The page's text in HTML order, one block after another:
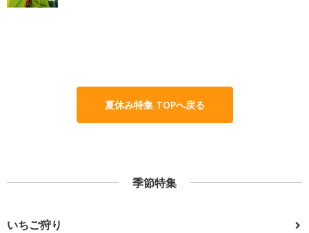
夏休み特集 TOPへ戻る
季節特集
いちご狩り